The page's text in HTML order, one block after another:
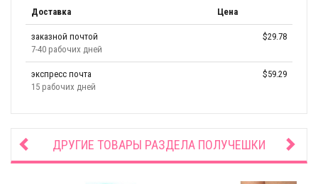
Доставка Цена
заказной почтой
7-40 рабочих дней
$29.78
экспресс почта
15 рабочих дней
$59.29
ДРУГИЕ ТОВАРЫ РАЗДЕЛА ПОЛУЧЕШКИ